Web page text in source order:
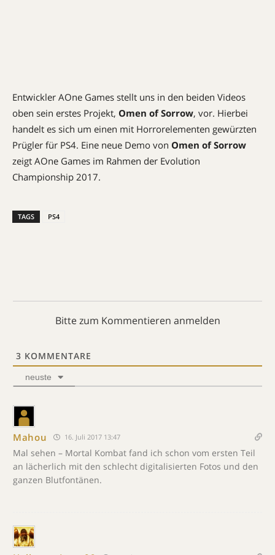
Entwickler AOne Games stellt uns in den beiden Videos
oben sein erstes Projekt, Omen of Sorrow, vor. Hierbei
handelt es sich um einen mit Horrorelementen gewürzten
Prügler für PS4. Eine neue Demo von Omen of Sorrow
zeigt AOne Games im Rahmen der Evolution
Championship 2017.
TAGS PS4
Bitte zum Kommentieren anmelden
3 KOMMENTARE
neuste
Mahou 16. Juli 2017 13:47
Mal sehen – Mortal Kombat fand ich schon vom ersten Teil
an lächerlich mit den schlecht digitalisierten Fotos und den
ganzen Blutfontänen.